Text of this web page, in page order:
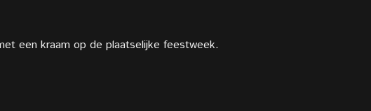
een kraam op de plaatselijke feestweek.